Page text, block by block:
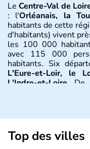
LeCentre-Val de
: l'Orléanais, la
habitants de cette
d'habitants) vivent
les 100 000
avec 115 000
habitants. Six
L'Eure-et-Loir, le
L'Indre-et-Loire .
plaines et des
descendre à -10°C)
à plus de 28°.
Top des villes